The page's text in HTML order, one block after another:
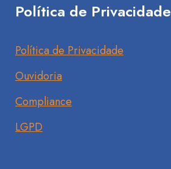
Política de Privacidade
Política de Privacidade
Ouvidoria
Compliance
LGPD